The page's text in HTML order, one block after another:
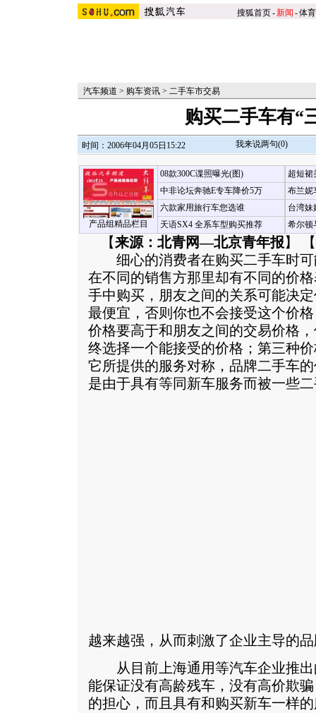
搜狐首页-新闻 -体育
汽车频道 > 购车资讯 > 二手车市交易
购买二手车有“
时间：2006年04月05日15:22 我来说两句(0)
产品组精品栏目
08款300C谍照曝光(图)
中非论坛奔驰E专车降价5万
六款家用旅行车您选谁
天语SX4 全系车型购买推荐
超短裙
布兰妮
台湾妹
希尔顿
【来源：北青网—北京青年报 】 【
细心的消费者在购买二手车时可
在不同的销售方那里却有不同的价
手中购买，朋友之间的关系可能决
最便宜，否则你也不会接受这个价
价格要高于和朋友之间的交易价格
终选择一个能接受的价格；第三种
它所提供的服务对称，品牌二手车
是由于具有等同新车服务而被一些
越来越强，从而刺激了企业主导的
从目前上海通用等汽车企业推出
能保证没有高龄残车，没有高价欺
的担心，而且具有和购买新车一样